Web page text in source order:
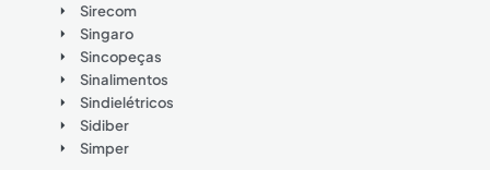
Sirecom
Singaro
Sincopeças
Sinalimentos
Sindielétricos
Sidiber
Simper